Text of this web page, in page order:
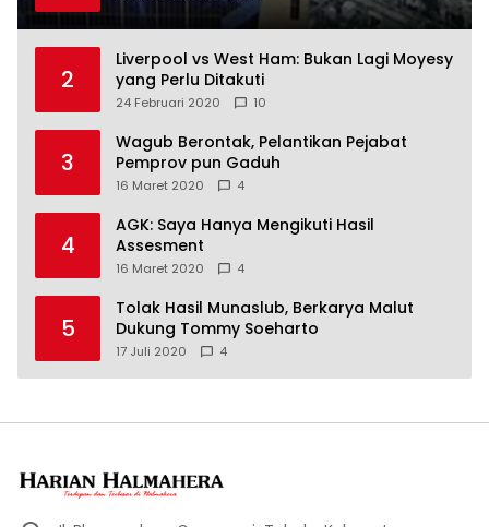
2
Liverpool vs West Ham: Bukan Lagi Moyesy
yang Perlu Ditakuti
24 Februari 2020 10
3
Wagub Berontak, Pelantikan Pejabat
Pemprov pun Gaduh
16 Maret 2020 4
4
AGK: Saya Hanya Mengikuti Hasil
Assesment
16 Maret 2020 4
5
Tolak Hasil Munaslub, Berkarya Malut
Dukung Tommy Soeharto
17 Juli 2020 4